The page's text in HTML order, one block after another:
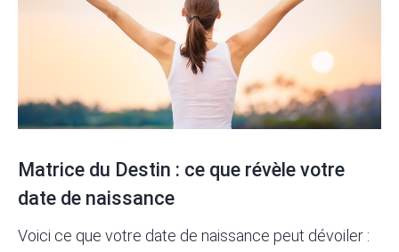
Matrice du Destin : ce que révèle votre
date de naissance
Voici ce que votre date de naissance peut dévoiler :